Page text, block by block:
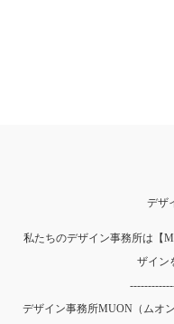
デザ
私たちのデザイン事務所は【
ザイン
デザイン事務所MUON（ムオ